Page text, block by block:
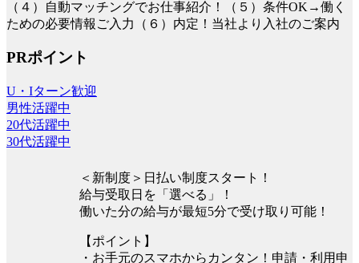
（４）自動マッチングでお仕事紹介！（５）条件OK→働く
ための必要情報ご入力（６）内定！当社より入社のご案内
PRポイント
U・Iターン歓迎
男性活躍中
20代活躍中
30代活躍中
＜新制度＞日払い制度スタート！
給与受取日を「選べる」！
働いた分の給与が最短5分で受け取り可能！
【ポイント】
・お手元のスマホからカンタン！申請・利用申